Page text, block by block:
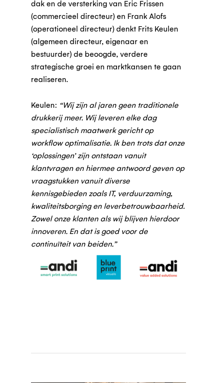
dak en de versterking van Eric Frissen
(commercieel directeur) en Frank Alofs
(operationeel directeur) denkt Frits Keulen
(algemeen directeur, eigenaar en
bestuurder) de beoogde, verdere
strategische groei en marktkansen te gaan
realiseren.
Keulen: “Wij zijn al jaren geen traditionele
drukkerij meer. Wij leveren elke dag
specialistisch maatwerk gericht op
workflow optimalisatie. Ik ben trots dat onze
‘oplossingen’ zijn ontstaan vanuit
klantvragen en hiermee antwoord geven op
vraagstukken vanuit diverse
kennisgebieden zoals IT, verduurzaming,
kwaliteitsborging en leverbetrouwbaarheid.
Zowel onze klanten als wij blijven hierdoor
innoveren. En dat is goed voor de
continuïteit van beiden.”